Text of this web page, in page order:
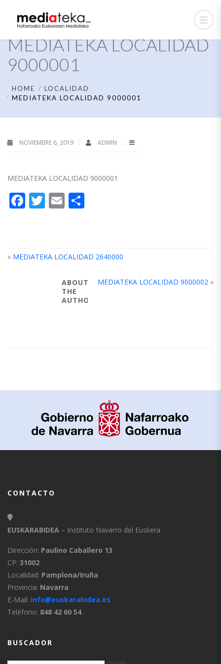
MEDIATEKA LOCALIDAD
9000001
HOME
LOCALIDAD
MEDIATEKA LOCALIDAD 9000001
NOVIEMBRE 6, 2019 ADMIN
MEDIATEKA LOCALIDAD 9000001
Facebook
Twitter
Email
« MEDIATEKA LOCALIDAD 2640000
MEDIATEKA LOCALIDAD 9000002 »
ABOUT
THE
AUTHOR
CONTACTO
EUSKARABIDEA – Instituto Navarro del Euskera
Dirección: Paulino Caballero 13
CP: 31002
Localidad: Pamplona/Iruña
Provincia: Navarra
E-Mail: info@euskarabidea.es
Teléfono: 848 42 60 54
BUSCADOR